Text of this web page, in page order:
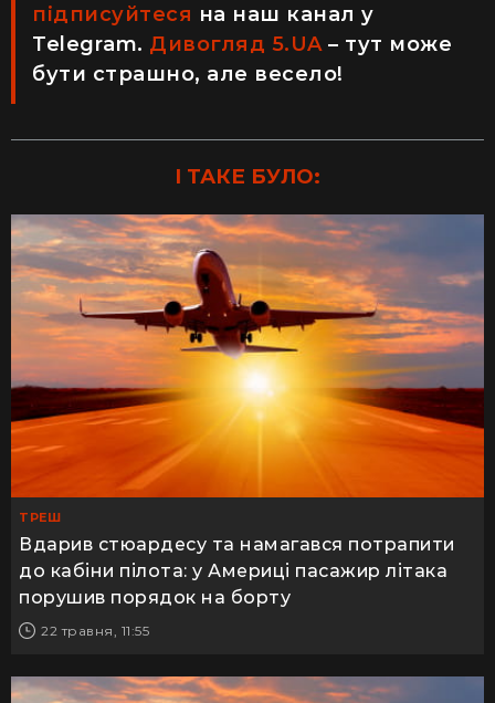
підписуйтеся на наш канал у
Telegram. Дивогляд 5.UA– тут може
бути страшно, але весело!
І ТАКЕ БУЛО:
ТРЕШ
Вдарив стюардесу та намагався потрапити
до кабіни пілота: у Америці пасажир літака
порушив порядок на борту
22 травня, 11:55